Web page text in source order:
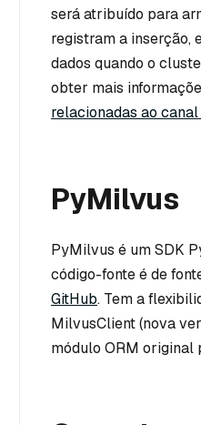
será atribuído para
registram a inserção,
dados quando o
obter mais
relacionadas ao
PyMilvus
PyMilvus é um SDK
código-fonte é de
GitHub. Tem a
MilvusClient (nova
módulo ORM